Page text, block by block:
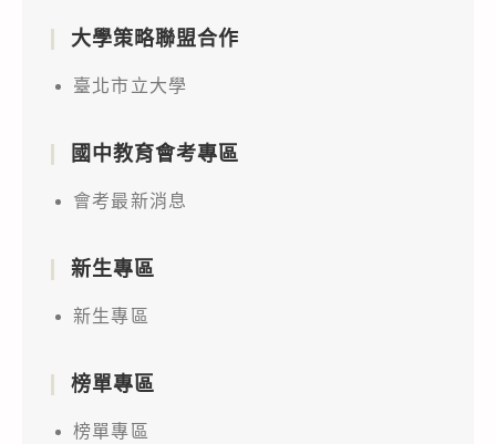
大學策略聯盟合作
臺北市立大學
國中教育會考專區
會考最新消息
新生專區
新生專區
榜單專區
榜單專區